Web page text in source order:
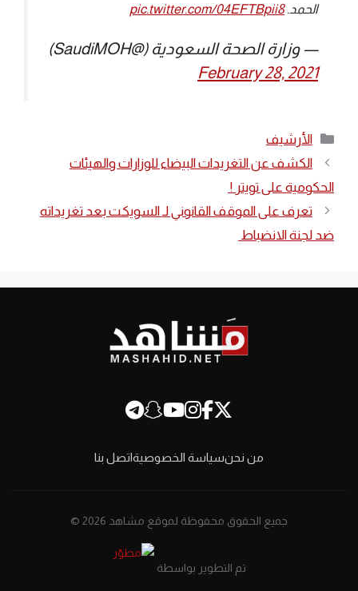
الحمد.pic.twitter.com/04EFTBpii8
— وزارة الصحة السعودية (@SaudiMOH)
February 28, 2021
التصنيفات
الأرشيف
الكشف عن التغريدات البيضاء للوزارات والهيئات
الحكومية على تويتر !
تعرف على الموقف القانوني لـ السويكت بعد تغريداته
ضد لجنة الانضباط
من نحنسياسة الخصوصيةاتصل بنا
جميع الحقوق محفوظة لموقع مشاهد 2026 ©
تم التطوير بواسطة